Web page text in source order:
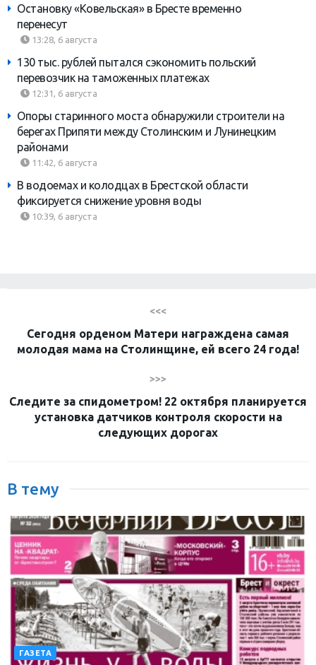
Остановку «Ковельская» в Бресте временно
перенесут
13:28, 6 августа
130 тыс. рублей пытался сэкономить польский
перевозчик на таможенных платежах
12:31, 6 августа
Опоры старинного моста обнаружили строители на
берегах Припяти между Столинским и Лунинецким
районами
11:42, 6 августа
В водоемах и колодцах в Брестской области
фиксируется снижение уровня воды
10:39, 6 августа
<<<
Сегодня орденом Матери награждена самая
молодая мама на Столинщине, ей всего 24 года!
>>>
Следите за спидометром! 22 октября планируется
установка датчиков контроля скорости на
следующих дорогах
В тему
ГАЗЕТА